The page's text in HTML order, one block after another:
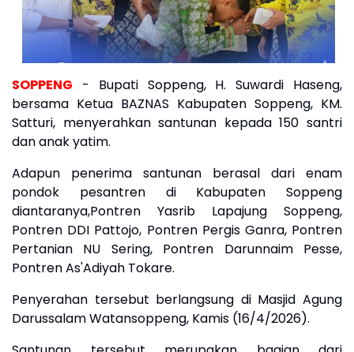
SOPPENG - Bupati Soppeng, H. Suwardi Haseng,
bersama Ketua BAZNAS Kabupaten Soppeng, KM.
Satturi, menyerahkan santunan kepada 150 santri
dan anak yatim.
Adapun penerima santunan berasal dari enam
pondok pesantren di Kabupaten Soppeng
diantaranya,Pontren Yasrib Lapajung Soppeng,
Pontren DDI Pattojo, Pontren Pergis Ganra, Pontren
Pertanian NU Sering, Pontren Darunnaim Pesse,
Pontren As'Adiyah Tokare.
Penyerahan tersebut berlangsung di Masjid Agung
Darussalam Watansoppeng, Kamis (16/4/2026).